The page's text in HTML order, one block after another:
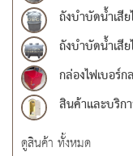
ถังบำบัดน้ำเสี
ถังบำบัดน้ำเสี
กล่องไฟเบอร์
สินค้าและบริก
ดูสินค้า ทั้งหมด